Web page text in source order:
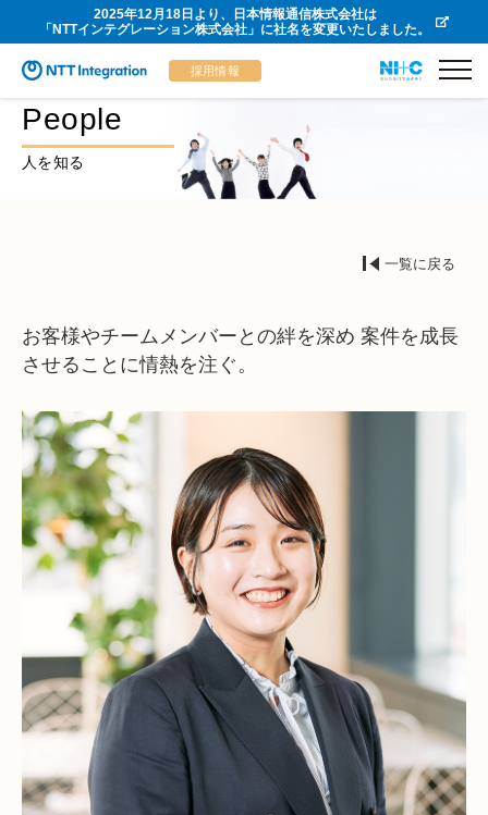
2025年12月18日より、日本情報通信株式会社は
「NTTインテグレーション株式会社」に社名を変更いたしました。
採用情報
People
人を知る
一覧に戻る
お客様やチームメンバーとの絆を深め 案件を成長
させることに情熱を注ぐ。